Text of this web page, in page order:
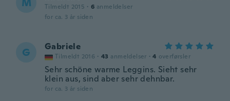
Tilmeldt 2015 · 6 anmeldelser
for ca. 3 år siden
G Gabriele
Tilmeldt 2016 · 43 anmeldelser · 4 overførsler
Sehr schöne warme Leggins. Sieht sehr
klein aus, sind aber sehr dehnbar.
for ca. 3 år siden